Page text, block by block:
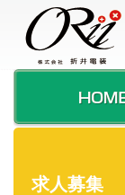
求人募集